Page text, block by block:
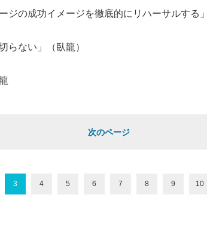
ジの成功イメージを徹底的にリハーサルする
らない」（臥龍）
次のページ
3 4 5 6 7 8 9 10